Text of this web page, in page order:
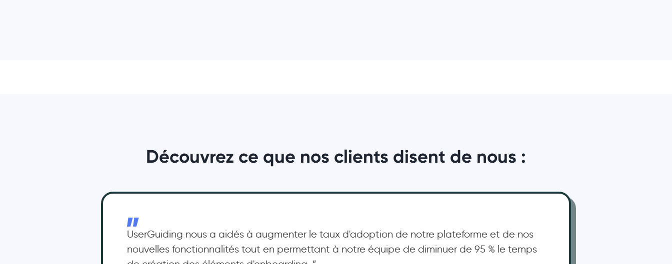
Découvrez ce que nos clients disent de nous :
UserGuiding nous a aidés à augmenter le taux d'adoption de notre plateforme et de nos
nouvelles fonctionnalités tout en permettant à notre équipe de diminuer de 95 % le temps